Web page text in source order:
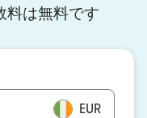
料は無料です
EUR